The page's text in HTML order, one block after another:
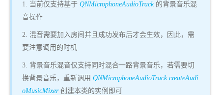
1. 当前仅支持基于 QNMicrophoneAudioTrack的背景音乐混
音操作
2. 混音需要加入房间并且成功发布后才会生效，因此，需
要注意调用的时机
3. 背景音乐混音仅支持同时混合一路背景音乐，若需要切
换背景音乐，重新调用 QNMicrophoneAudioTrack.createAudi
oMusicMixer创建本类的实例即可